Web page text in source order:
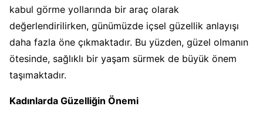
kabul görme yollarında bir araç olarak
değerlendirilirken, günümüzde içsel güzellik anlayışı
daha fazla öne çıkmaktadır. Bu yüzden, güzel olmanın
ötesinde, sağlıklı bir yaşam sürmek de büyük önem
taşımaktadır.
Kadınlarda Güzelliğin Önemi